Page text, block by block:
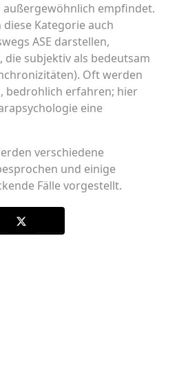
außergewöhnlich empfindet.
Kategorie auch
ASE darstellen,
die subjektiv als bedeutsam
Oft werden
bedrohlich erfahren; hier
eine
verschiedene
und einige
Fälle vorgestellt.